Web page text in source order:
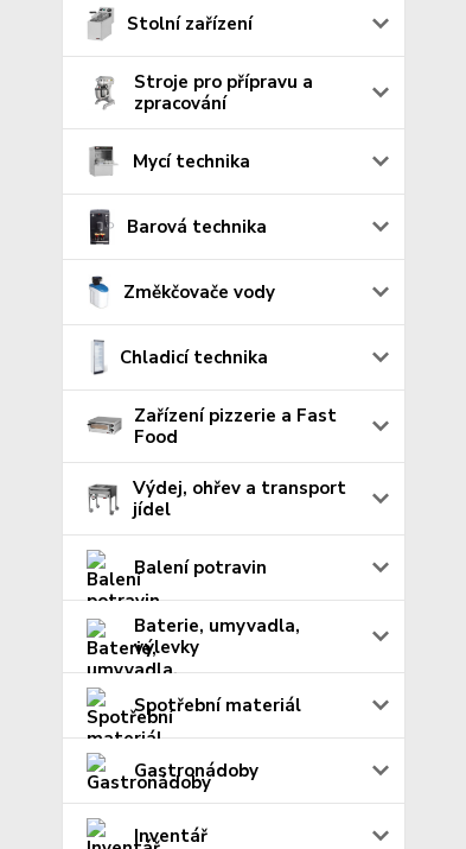
Stolní zařízení
Stroje pro přípravu a
zpracování
Mycí technika
Barová technika
Změkčovače vody
Chladicí technika
Zařízení pizzerie a Fast
Food
Výdej, ohřev a transport
jídel
Balení potravin
Baterie, umyvadla,
výlevky
Spotřební materiál
Gastronádoby
Inventář